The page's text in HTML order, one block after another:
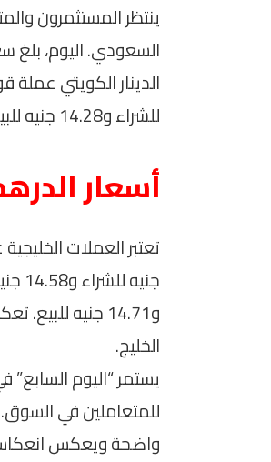
ينتظر المستثمرون
للشراء و14.28 جنيه للبيع، ويعتبر مؤشراً على حركة السياحة والتجارة بين الدول.
أسعار
و14.71 جنيه
الخليج.
يستمر “اليوم
للمتعاملين في
واضحة ويعكس انعكاس